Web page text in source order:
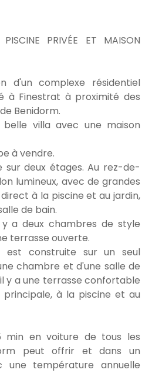
PRIVÉE ET MAISON
d'un complexe résidentiel
à Finestrat à proximité des
Benidorm.
belle villa avec une maison
à vendre.
sur deux étages. Au rez-de-
lumineux, avec de grandes
à la piscine et au jardin,
de bain.
a deux chambres de style
terrasse ouverte.
est construite sur un seul
chambre et d'une salle de
y a une terrasse confortable
à la piscine et au
min en voiture de tous les
peut offrir et dans un
une température annuelle